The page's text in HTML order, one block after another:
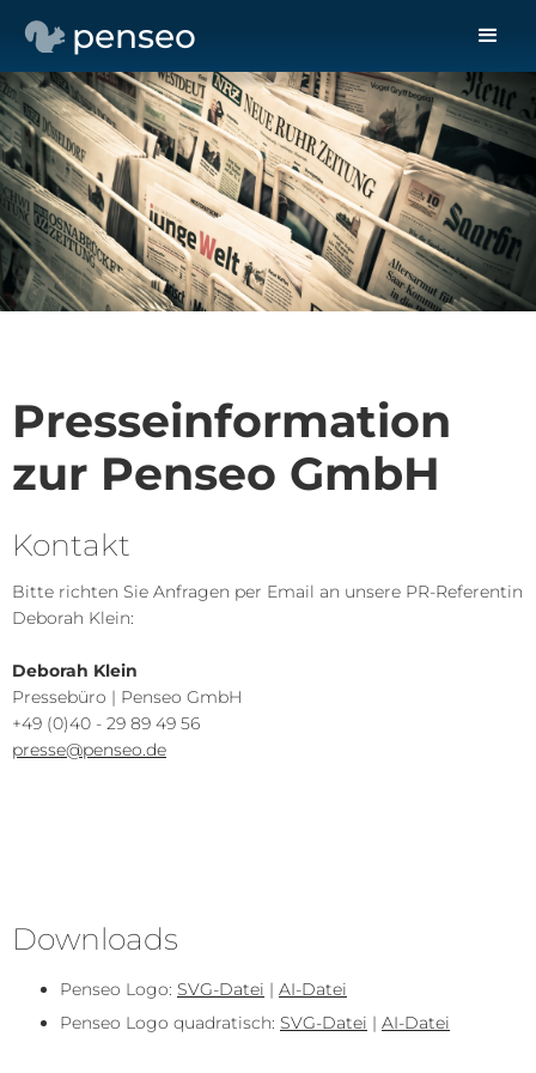
penseo
Presseinformation
zur Penseo GmbH
Kontakt
Bitte richten Sie Anfragen per Email an unsere PR-Referentin
Deborah Klein:
Deborah Klein
Pressebüro | Penseo GmbH
+49 (0)40 - 29 89 49 56
presse@penseo.de
Downloads
Penseo Logo: SVG-Datei | AI-Datei
Penseo Logo quadratisch: SVG-Datei | AI-Datei